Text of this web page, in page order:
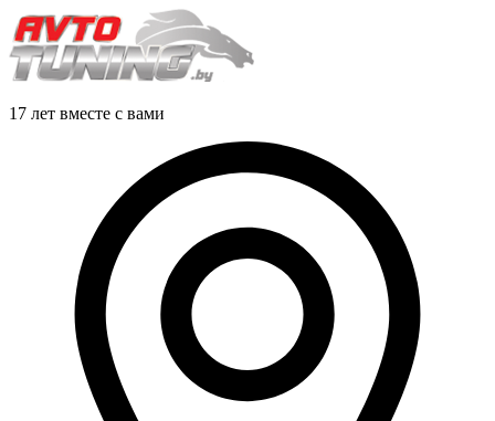
17 лет вместе с вами